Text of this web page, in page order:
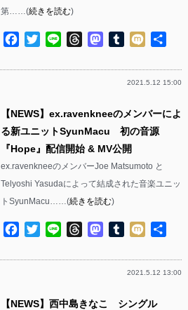
第……(続きを読む)
Facebook
TwitterLine ThreadsMastodon
Tumblr
Mixi
2021.5.12 15:00
【NEWS】ex.ravenkneeのメンバーによ
る新ユニットSyunMacu 初の音源
『Hope』配信開始 & MV公開
ex.ravenkneeのメンバーJoe Matsumoto と
Telyoshi Yasudaによって結成された音楽ユニッ
トSyunMacu……(続きを読む)
Facebook
TwitterLine ThreadsMastodon
Tumblr
Mixi
2021.5.12 13:00
【NEWS】西中島きなこ シングル